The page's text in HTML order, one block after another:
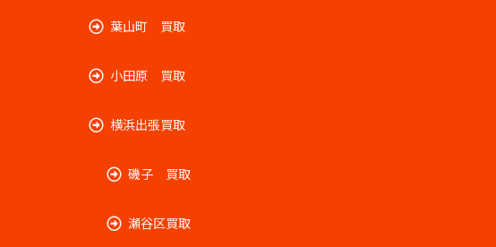
葉山町 買取
小田原 買取
横浜出張買取
磯子 買取
瀬谷区買取